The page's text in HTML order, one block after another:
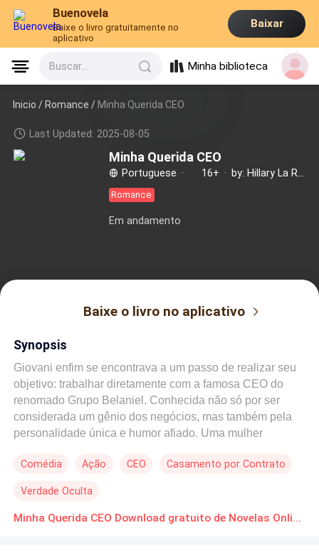
Buenovela
Baixe o livro gratuitamente no
aplicativo
Baixar
Buscar... Minha biblioteca
Inicio /Romance / Minha Querida CEO
Last Updated: 2025-08-05
Minha Querida CEO
Portuguese · 16+ ·
Romance
Em andamento
Baixe o livro no aplicativo
Synopsis
Giovani enfim se encontrava a um passo de realizar seu
objetivo: trabalhar diretamente com a famosa CEO do
renomado Grupo Belaniel. Conhecida não só por ser
considerada um gênio dos negócios, mas também pela
personalidade única e humor afiado. Uma mulher
olhos cor de rubi, pertencente a uma família
Belaniel, uma família singular com regras e políticas
próprias que desconhece a palavra "perder". Para
Comédia Ação CEO Casamento por Contrato
Verdade Oculta
Minha Querida CEO Download gratuito de Novelas Online em PDF